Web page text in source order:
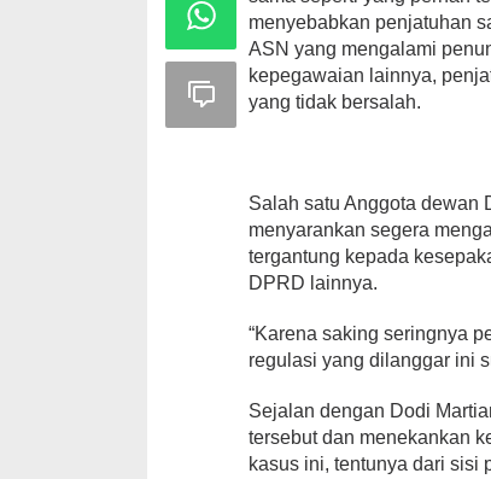
menyebabkan penjatuhan
ASN yang mengalami
kepegawaian lainnya,
yang tidak bersalah.
Salah satu Anggota dewan
menyarankan segera
tergantung kepada
DPRD lainnya.
“Karena saking seringnya
regulasi yang dilanggar ini
Sejalan dengan Dodi
tersebut dan menekankan
kasus ini, tentunya dari sisi